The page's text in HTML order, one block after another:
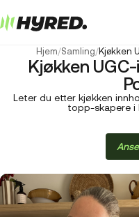
Hjem/Samling/Kjøkken
Kjøkken
Leter du etter kjøkken
topp-skapere i